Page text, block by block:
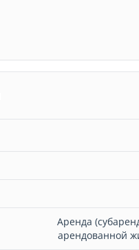
Аренда
арендованной